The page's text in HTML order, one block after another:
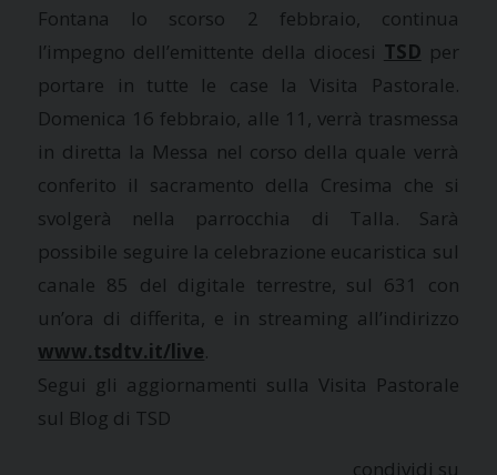
Fontana lo scorso 2 febbraio, continua
l’impegno dell’emittente della diocesi TSD per
portare in tutte le case la Visita Pastorale.
Domenica 16 febbraio, alle 11, verrà trasmessa
in diretta la Messa nel corso della quale verrà
conferito il sacramento della Cresima che si
svolgerà nella parrocchia di Talla. Sarà
possibile seguire la celebrazione eucaristica sul
canale 85 del digitale terrestre, sul 631 con
un’ora di differita, e in streaming all’indirizzo
www.tsdtv.it/live.
Segui gli aggiornamenti sulla Visita Pastorale
sul Blog di TSD
condividi su